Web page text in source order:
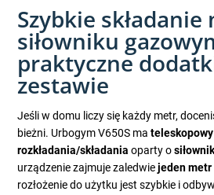
Szybkie składanie
siłowniku
praktyczne
zestawie
Jeśli w domu liczy się każdy metr,
bieżni. Urbogym V650S ma
rozkładania/składania oparty o
urządzenie zajmuje zaledwiejeden
rozłożenie do użytku jest szybkie i